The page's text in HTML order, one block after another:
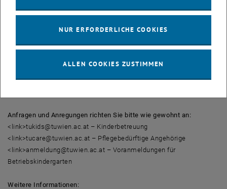
Das neu gegründete Vereinbarkeitsbüro "TU Kids&Care" ist für die
Vereinbarkeit (wie z.B. Ferienprogramme, Bring Your Kids Day,
Familientag) zuständig und ist eine Anlauf- bzw. Servicestelle für
Bereich Personalentwicklung und Betriebliche
Gesundheitsförderung sollen Synergieeffekte vor allem in den
Anfragen und Anregungen richten Sie bitte wie gewohnt an:
<link>tukids@tuwien.ac.at – Kinderbetreuung
<link>tucare@tuwien.ac.at – Pflegebedürftige Angehörige
<link>anmeldung@tuwien.ac.at – Voranmeldungen für
Betriebskindergarten
Weitere Informationen:
NUR ERFORDERLICHE COOKIES
ALLEN COOKIES ZUSTIMMEN